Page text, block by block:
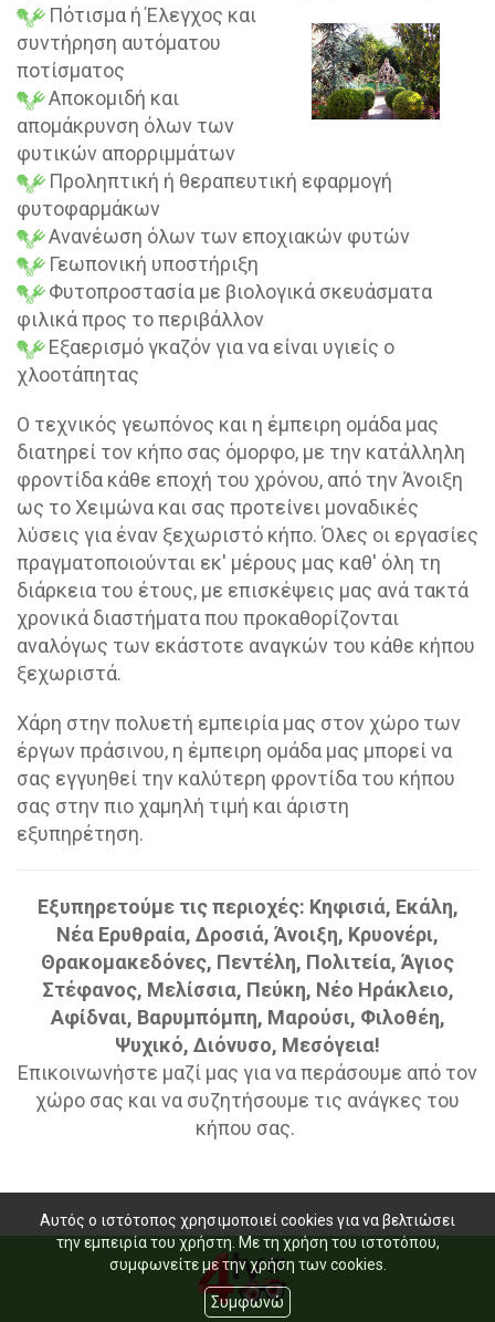
Πότισμα ή Έλεγχος και
συντήρηση αυτόματου
ποτίσματος
Αποκομιδή και
απομάκρυνση όλων των
φυτικών απορριμμάτων
Προληπτική ή θεραπευτική εφαρμογή
φυτοφαρμάκων
Ανανέωση όλων των εποχιακών φυτών
Γεωπονική υποστήριξη
Φυτοπροστασία με βιολογικά σκευάσματα
φιλικά προς το περιβάλλον
Εξαερισμό γκαζόν για να είναι υγιείς ο
χλοοτάπητας
Ο τεχνικός γεωπόνος και η έμπειρη ομάδα μας
διατηρεί τον κήπο σας όμορφο, με την κατάλληλη
φροντίδα κάθε εποχή του χρόνου, από την Άνοιξη
ως το Χειμώνα και σας προτείνει μοναδικές
λύσεις για έναν ξεχωριστό κήπο. Όλες οι εργασίες
πραγματοποιούνται εκ' μέρους μας καθ' όλη τη
διάρκεια του έτους, με επισκέψεις μας ανά τακτά
χρονικά διαστήματα που προκαθορίζονται
αναλόγως των εκάστοτε αναγκών του κάθε κήπου
ξεχωριστά.
Χάρη στην πολυετή εμπειρία μας στον χώρο των
έργων πράσινου, η έμπειρη ομάδα μας μπορεί να
σας εγγυηθεί την καλύτερη φροντίδα του κήπου
σας στην πιο χαμηλή τιμή και άριστη
εξυπηρέτηση.
Εξυπηρετούμε τις περιοχές: Κηφισιά, Εκάλη,
Νέα Ερυθραία, Δροσιά, Άνοιξη, Κρυονέρι,
Θρακομακεδόνες, Πεντέλη, Πολιτεία, Άγιος
Στέφανος, Μελίσσια, Πεύκη, Νέο Ηράκλειο,
Αφίδναι, Βαρυμπόμπη, Μαρούσι, Φιλοθέη,
Ψυχικό, Διόνυσο, Μεσόγεια!
Επικοινωνήστε μαζί μας για να περάσουμε από τον
χώρο σας και να συζητήσουμε τις ανάγκες του
κήπου σας.
Αυτός ο ιστότοπος χρησιμοποιεί cookies για να βελτιώσει
την εμπειρία του χρήστη. Με τη χρήση του ιστοτόπου,
συμφωνείτε με την χρήση των cookies.
Συμφωνώ